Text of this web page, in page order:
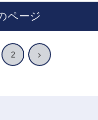
ページ
2 次